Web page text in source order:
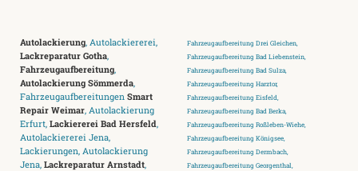
Autolackierung, Autolackiererei,
Lackreparatur Gotha,
Fahrzeugaufbereitung,
Autolackierung Sömmerda,
Fahrzeugaufbereitungen Smart
Repair Weimar, Autolackierung
Erfurt, Lackiererei Bad Hersfeld,
Autolackiererei Jena,
Lackierungen, Autolackierung
Jena, Lackreparatur Arnstadt,
Fahrzeugaufbereitung Drei Gleichen,
Fahrzeugaufbereitung Bad Liebenstein,
Fahrzeugaufbereitung Bad Sulza,
Fahrzeugaufbereitung Harztor,
Fahrzeugaufbereitung Eisfeld,
Fahrzeugaufbereitung Bad Berka,
Fahrzeugaufbereitung Roßleben-Wiehe,
Fahrzeugaufbereitung Königsee,
Fahrzeugaufbereitung Dermbach,
Fahrzeugaufbereitung Georgenthal,